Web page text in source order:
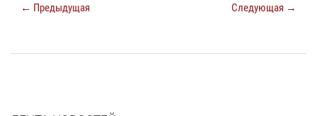
← Предыдущая Следующая →